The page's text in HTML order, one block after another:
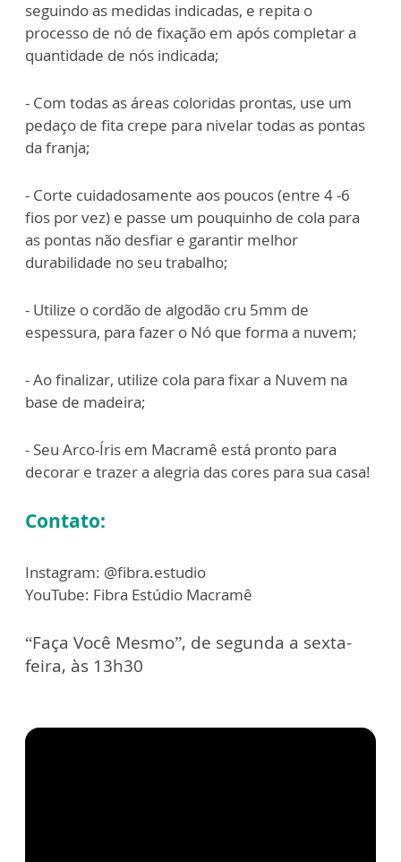
seguindo as medidas indicadas, e repita o
processo de nó de fixação em após completar a
quantidade de nós indicada;
- Com todas as áreas coloridas prontas, use um
pedaço de fita crepe para nivelar todas as pontas
da franja;
- Corte cuidadosamente aos poucos (entre 4 -6
fios por vez) e passe um pouquinho de cola para
as pontas não desfiar e garantir melhor
durabilidade no seu trabalho;
- Utilize o cordão de algodão cru 5mm de
espessura, para fazer o Nó que forma a nuvem;
- Ao finalizar, utilize cola para fixar a Nuvem na
base de madeira;
- Seu Arco-Íris em Macramê está pronto para
decorar e trazer a alegria das cores para sua casa!
Contato:
Instagram: @fibra.estudio
YouTube: Fibra Estúdio Macramê
“Faça Você Mesmo”, de segunda a sexta-
feira, às 13h30